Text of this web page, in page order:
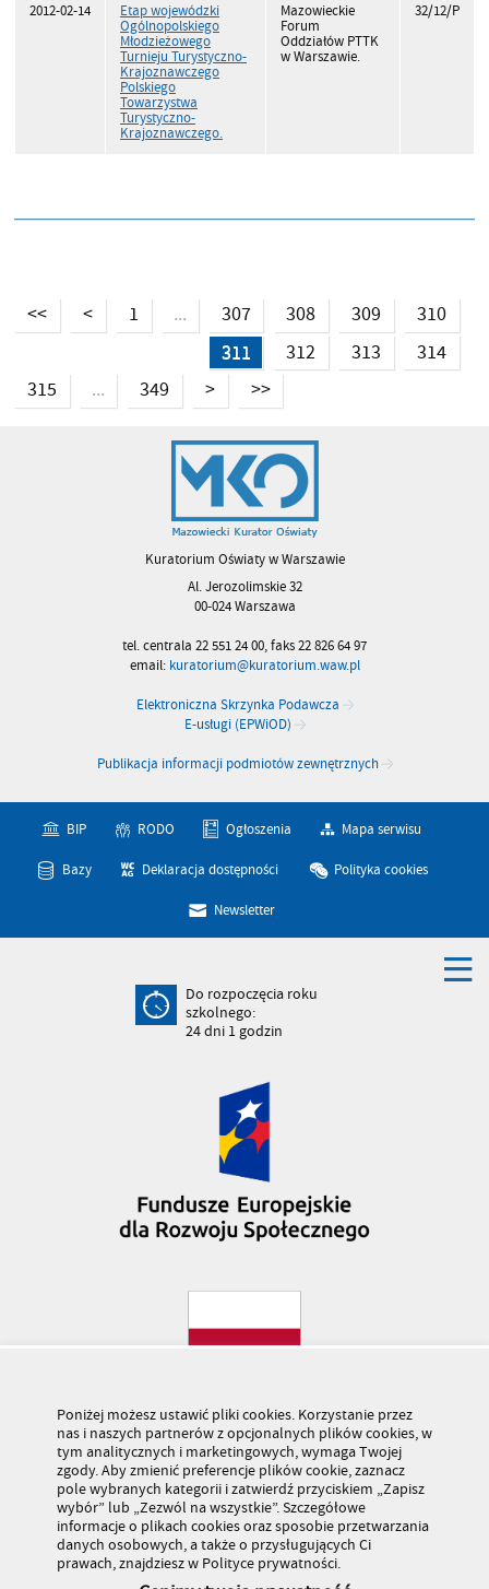
2012-02-14
Etap wojewódzki
Ogólnopolskiego
Młodzieżowego
Turnieju Turystyczno-
Krajoznawczego
Polskiego
Towarzystwa
Turystyczno-
Krajoznawczego.
Mazowieckie
Forum
Oddziałów PTTK
w Warszawie.
32/12/P
<< < 1 ... 307 308 309
310
311
312 313
314
315
... 349 > >>
Kuratorium Oświaty w Warszawie
Al. Jerozolimskie 32
00-024 Warszawa
tel. centrala 22 551 24 00, faks 22 826 64 97
email: kuratorium@kuratorium.waw.pl
Elektroniczna Skrzynka Podawcza
E-usługi (EPWiOD)
Publikacja informacji podmiotów zewnętrznych
BIP RODO Ogłoszenia Mapa serwisu
Bazy Deklaracja dostępności Polityka cookies
Newsletter
Do rozpoczęcia roku
szkolnego:
24dni 1godzin
Poniżej możesz ustawić pliki cookies. Korzystanie przez
nas i naszych partnerów z opcjonalnych plików cookies, w
tym analitycznych i marketingowych, wymaga Twojej
zgody. Aby zmienić preferencje plików cookie, zaznacz
pole wybranych kategorii i zatwierdź przyciskiem „Zapisz
wybór” lub „Zezwól na wszystkie”. Szczegółowe
informacje o plikach cookies oraz sposobie przetwarzania
danych osobowych, a także o przysługujących Ci
prawach, znajdziesz w Polityce prywatności.